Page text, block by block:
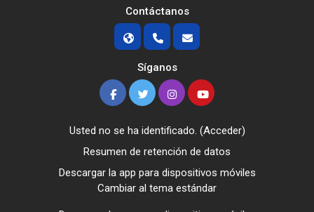
Contáctanos
Síganos
Usted no se ha identificado. (Acceder)
Resumen de retención de datos
Descargar la app para dispositivos móviles
Cambiar al tema estándar